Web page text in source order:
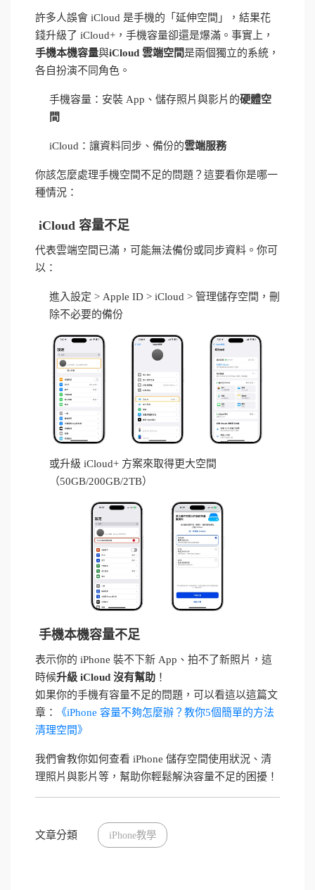
許多人誤會 iCloud 是手機的「延伸空間」，結果花
錢升級了 iCloud+，手機容量卻還是爆滿。事實上，
手機本機容量與iCloud 雲端空間是兩個獨立的系統，
各自扮演不同角色。
手機容量：安裝 App、儲存照片與影片的硬體空
間
iCloud：讓資料同步、備份的雲端服務
你該怎麼處理手機空間不足的問題？這要看你是哪一
種情況：
iCloud 容量不足
代表雲端空間已滿，可能無法備份或同步資料。你可
以：
進入設定 > Apple ID > iCloud > 管理儲存空間，刪
除不必要的備份
或升級 iCloud+ 方案來取得更大空間
（50GB/200GB/2TB）
手機本機容量不足
表示你的 iPhone 裝不下新 App、拍不了新照片，這
時候升級 iCloud 沒有幫助 ！
如果你的手機有容量不足的問題，可以看這以這篇文
章：
《iPhone 容量不夠怎麼辦？教你5個簡單的方法
清理空間》
我們會教你如何查看 iPhone 儲存空間使用狀況、清
理照片與影片等，幫助你輕鬆解決容量不足的困擾！
文章分類 iPhone教學